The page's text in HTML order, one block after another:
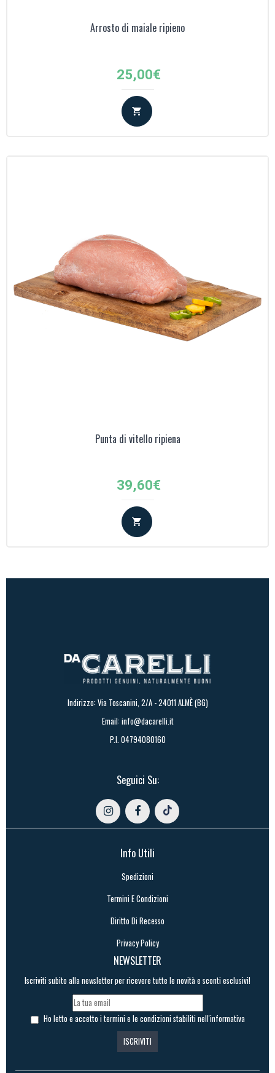
Arrosto di maiale ripieno
25,00€
Punta di vitello ripiena
39,60€
Indirizzo: Via Toscanini, 2/A - 24011 ALMÈ (BG)
Email: info@dacarelli.it
P.I. 04794080160
Seguici Su:
Info Utili
Spedizioni
Termini E Condizioni
Diritto Di Recesso
Privacy Policy
NEWSLETTER
Iscriviti subito alla newsletter per ricevere tutte le novità e sconti esclusivi!
Ho letto e accetto i termini e le condizioni stabiliti nell'informativa